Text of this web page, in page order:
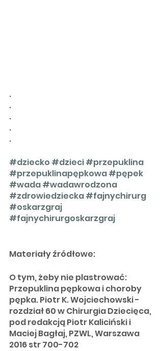
.
.
.
.
.
#dziecko #dzieci#przepuklina
#przepuklinapępkowa#pępek
#wada#wadawrodzona
#zdrowiedziecka#fajnychirurg
#oskarzgraj
#fajnychirurgoskarzgraj
Materiały źródłowe:
O tym, żeby nie plastrować:
Przepuklina pępkowa i choroby
pępka. Piotr K. Wojciechowski -
rozdział 60 w Chirurgia Dziecięca,
pod redakcją Piotr Kaliciński i
Maciej Bagłaj, PZWL, Warszawa
2016 str 700-702